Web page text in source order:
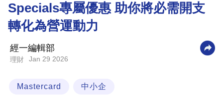
業
科
職
Specials專屬優惠 助你將必需開支
轉化為營運動力
經一編輯部
理財 Jan 29 2026
Mastercard 中小企